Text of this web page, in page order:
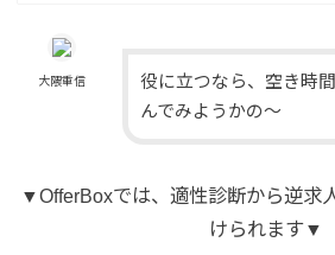
大隈重信
役に立つなら、空き時
んでみようかの～
▼OfferBoxでは、適性診断から逆求
けられます▼